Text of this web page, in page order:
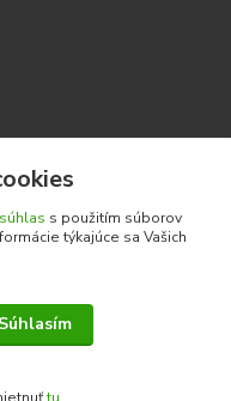
s.r.o. • IBAN:
súhlas s použitím súborov
týkajúce sa Vašich
Súhlasím